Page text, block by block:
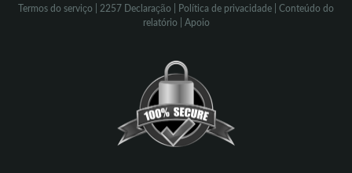
Termos do serviço 2257 Declaração Política de privacidade Conteúdo do
relatório| Apoio